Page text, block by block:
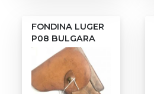
FONDINA LUGER
P08 BULGARA